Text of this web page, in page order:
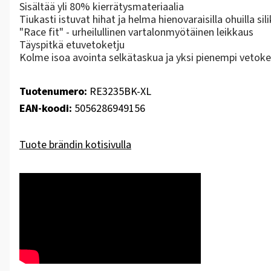
Sisältää yli 80% kierrätysmateriaalia
Tiukasti istuvat hihat ja helma hienovaraisilla ohuilla
"Race fit" - urheilullinen vartalonmyötäinen leikkaus
Täyspitkä etuvetoketju
Kolme isoa avointa selkätaskua ja yksi pienempi
Tuotenumero: RE3235BK-XL
EAN-koodi: 5056286949156
Tuote brändin kotisivulla